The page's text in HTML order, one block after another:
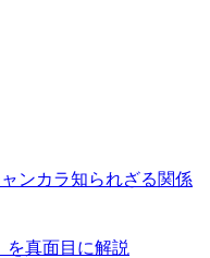
ンカラ知られざる関係
を真面目に解説